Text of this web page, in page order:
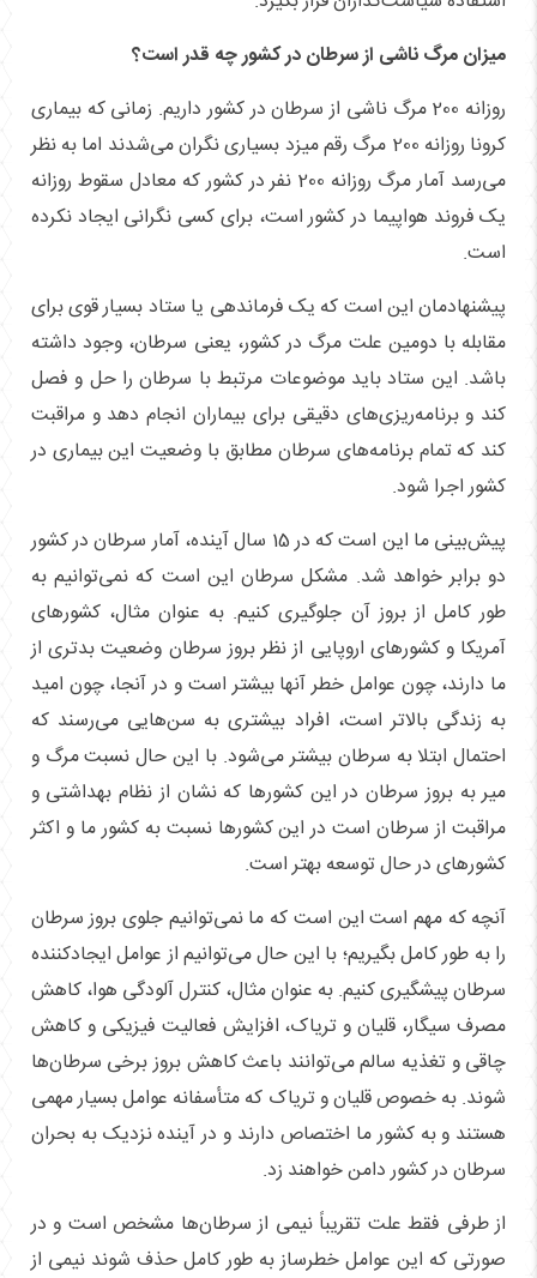
میزان مرگ ناشی از سرطان در کشور چه قدر است؟
روزانه 200 مرگ ناشی از سرطان در کشور داریم. زمانی که بیماری
کرونا روزانه 200 مرگ رقم میزد بسیاری نگران می‌شدند اما به نظر
می‌رسد آمار مرگ روزانه 200 نفر در کشور که معادل سقوط روزانه
یک فروند هواپیما در کشور است، برای کسی نگرانی ایجاد نکرده
است.
پیشنهادمان این است که یک فرماندهی یا ستاد بسیار قوی برای
مقابله با دومین علت مرگ در کشور، یعنی سرطان، وجود داشته
باشد. این ستاد باید موضوعات مرتبط با سرطان را حل و فصل
کند و برنامه‌ریزی‌های دقیقی برای بیماران انجام دهد و مراقبت
کند که تمام برنامه‌های سرطان مطابق با وضعیت این بیماری در
کشور اجرا شود.
پیش‌بینی ما این است که در 15 سال آینده، آمار سرطان در کشور
دو برابر خواهد شد. مشکل سرطان این است که نمی‌توانیم به
طور کامل از بروز آن جلوگیری کنیم. به عنوان مثال، کشورهای
آمریکا و کشورهای اروپایی از نظر بروز سرطان وضعیت بدتری از
ما دارند، چون عوامل خطر آنها بیشتر است و در آنجا، چون امید
به زندگی بالاتر است، افراد بیشتری به سن‌هایی می‌رسند که
احتمال ابتلا به سرطان بیشتر می‌شود. با این حال نسبت مرگ و
میر به بروز سرطان در این کشورها که نشان از نظام بهداشتی و
مراقبت از سرطان است در این کشورها نسبت به کشور ما و اکثر
کشورهای در حال توسعه بهتر است.
آنچه که مهم است این است که ما نمی‌توانیم جلوی بروز سرطان
را به طور کامل بگیریم؛ با این حال می‌توانیم از عوامل ایجادکننده
سرطان پیشگیری کنیم. به عنوان مثال، کنترل آلودگی هوا، کاهش
مصرف سیگار، قلیان و تریاک، افزایش فعالیت فیزیکی و کاهش
چاقی و تغذیه سالم می‌توانند باعث کاهش بروز برخی سرطان‌ها
شوند. به خصوص قلیان و تریاک که متأسفانه عوامل بسیار مهمی
هستند و به کشور ما اختصاص دارند و در آینده نزدیک به بحران
سرطان در کشور دامن خواهند زد.
از طرفی فقط علت تقریباً نیمی از سرطان‌ها مشخص است و در
صورتی که این عوامل خطرساز به طور کامل حذف شوند نیمی از